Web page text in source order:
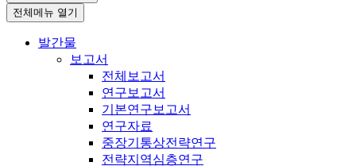
전체메뉴 열기
발간물
보고서
전체보고서
연구보고서
기본연구보고서
연구자료
중장기통상전략연구
전략지역심층연구